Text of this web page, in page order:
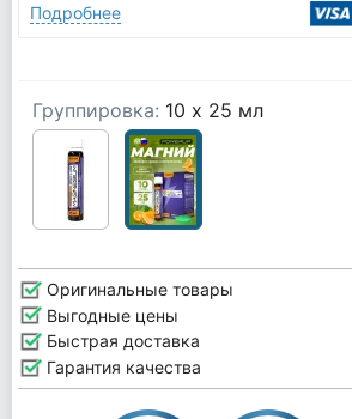
Подробнее
Группировка: 10 х 25 мл
Оригинальные товары
Выгодные цены
Быстрая доставка
Гарантия качества